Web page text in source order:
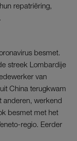
repatriëring,
besmet.
streek Lombardije
van
China terugkwam
anderen, werkend
besmet met het
regio. Eerder